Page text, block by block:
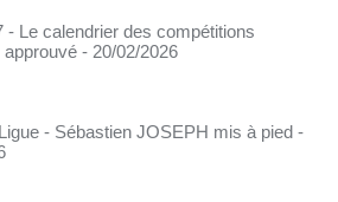
- Le calendrier des compétitions
approuvé - 20/02/2026
- Sébastien JOSEPH mis à pied -